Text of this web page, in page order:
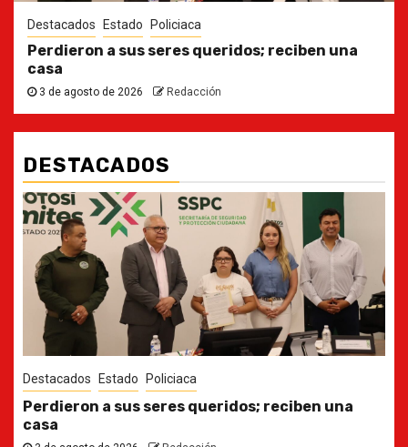
Destacados Estado Policiaca
Perdieron a sus seres queridos; reciben una
casa
3 de agosto de 2026 Redacción
DESTACADOS
Destacados Estado
Ya casi, el quinto informe del Gobernador
30 de julio de 2026